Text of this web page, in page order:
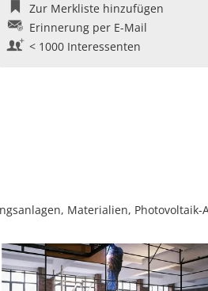
Zur Merkliste hinzufügen
Erinnerung per E-Mail
< 1000 Interessenten
Materialien,